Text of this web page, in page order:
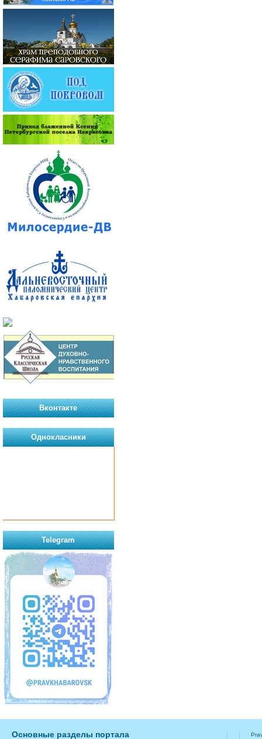
Вконтакте
Однокласники
Telegram
Основные разделы портала